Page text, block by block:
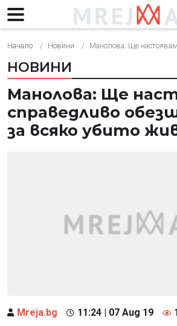
Начало Новини Манолова: Ще настоявам за справедливо
НОВИНИ
Манолова: Ще
справедливо
за всяко убито
Mreja.bg 11:24 | 07 Aug 19